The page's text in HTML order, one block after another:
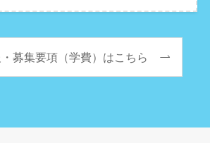
・募集要項（学費）はこちら